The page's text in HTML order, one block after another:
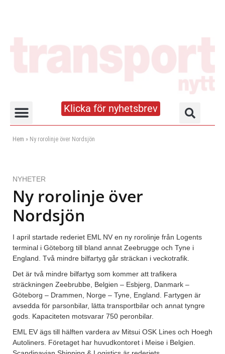
Klicka för nyhetsbrev
Hem » Ny rorolinje över Nordsjön
NYHETER
Ny rorolinje över
Nordsjön
I april startade rederiet EML NV en ny rorolinje från Logents
terminal i Göteborg till bland annat Zeebrugge och Tyne i
England. Två mindre bilfartyg går sträckan i veckotrafik.
Det är två mindre bilfartyg som kommer att trafikera
sträckningen Zeebrubbe, Belgien – Esbjerg, Danmark –
Göteborg – Drammen, Norge – Tyne, England. Fartygen är
avsedda för parsonbilar, lätta transportbilar och annat tyngre
gods. Kapaciteten motsvarar 750 peronbilar.
EML EV ägs till hälften vardera av Mitsui OSK Lines och Hoegh
Autoliners. Företaget har huvudkontoret i Meise i Belgien.